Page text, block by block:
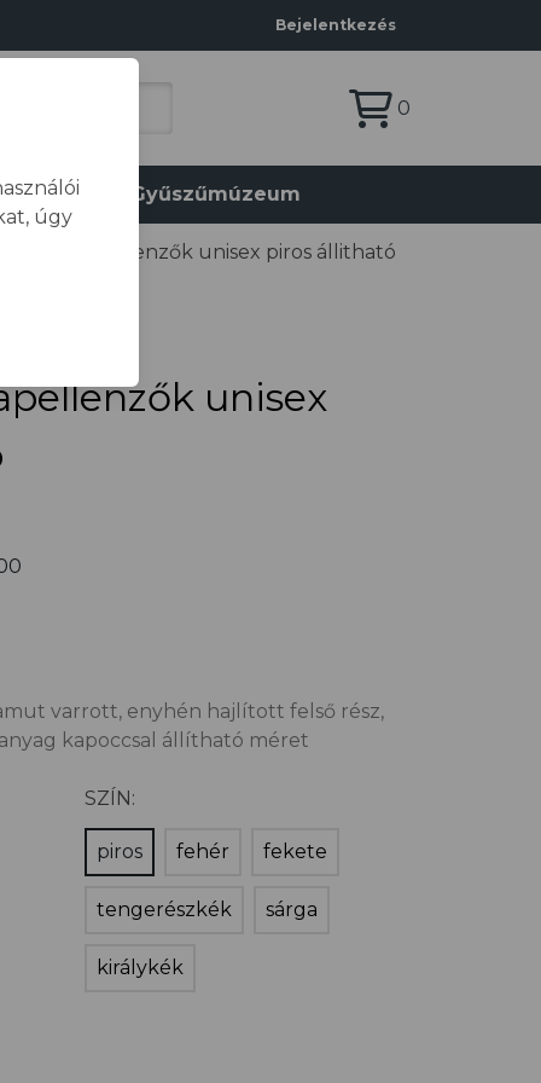
Bejelentkezés
0
Gyűszűmúzeum
Napellenzők unisex piros állitható
unisex
varrott, enyhén hajlított felső rész,
kapoccsal állítható méret
SZÍN:
piros fehér fekete
tengerészkék sárga
királykék
úgy